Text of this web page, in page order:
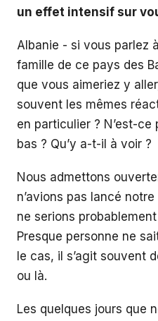
un effet intensif sur
Albanie - si vous parlez
famille de ce pays des
que vous aimeriez y
souvent les mêmes
en particulier ? N’est-
bas ? Qu’y a-t-il à voir ?
Nous admettons
n’avions pas lancé
ne serions
Presque personne ne
le cas, il s’agit souvent
ou là.
Les quelques jours que